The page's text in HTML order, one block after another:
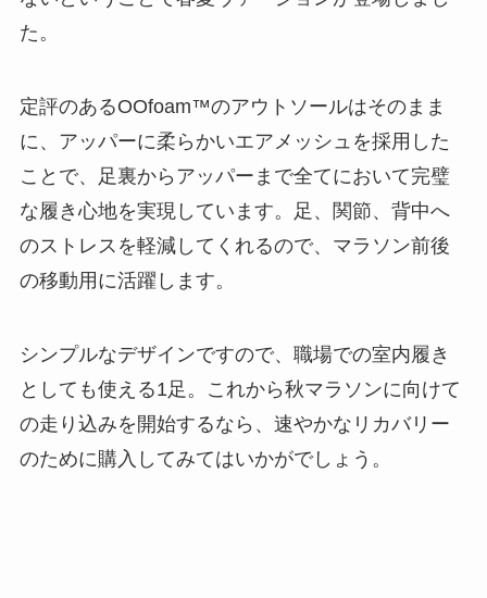
た。
定評のあるOOfoam™️のアウトソールはそのまま
に、アッパーに柔らかいエアメッシュを採用した
ことで、足裏からアッパーまで全てにおいて完璧
な履き心地を実現しています。足、関節、背中へ
のストレスを軽減してくれるので、マラソン前後
の移動用に活躍します。
シンプルなデザインですので、職場での室内履き
としても使える1足。これから秋マラソンに向けて
の走り込みを開始するなら、速やかなリカバリー
のために購入してみてはいかがでしょう。